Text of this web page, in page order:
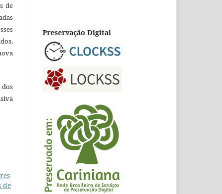
de
dos
de
Preservação Digital